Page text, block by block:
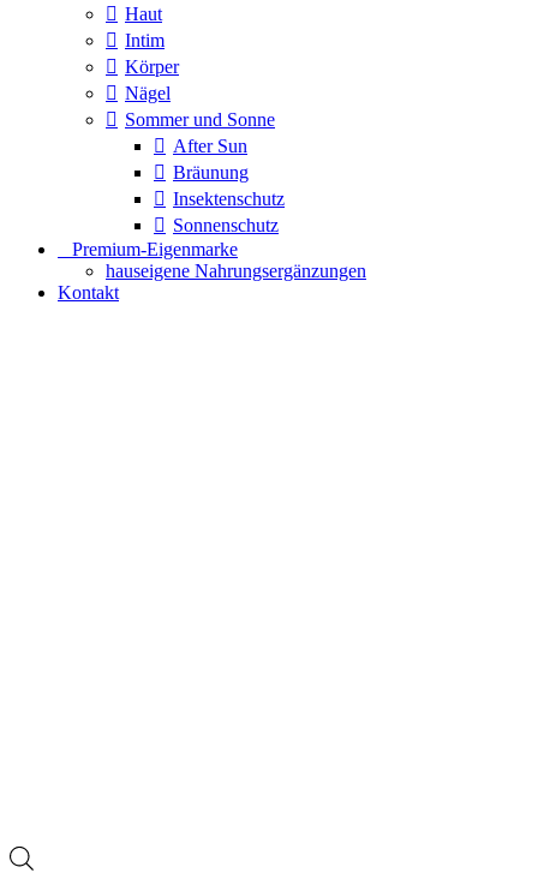
Haut
Intim
Körper
Nägel
Sommer und Sonne
After Sun
Bräunung
Insektenschutz
Sonnenschutz
⠀​Premium-Eigenmarke
hauseigene Nahrungsergänzungen
Kontakt